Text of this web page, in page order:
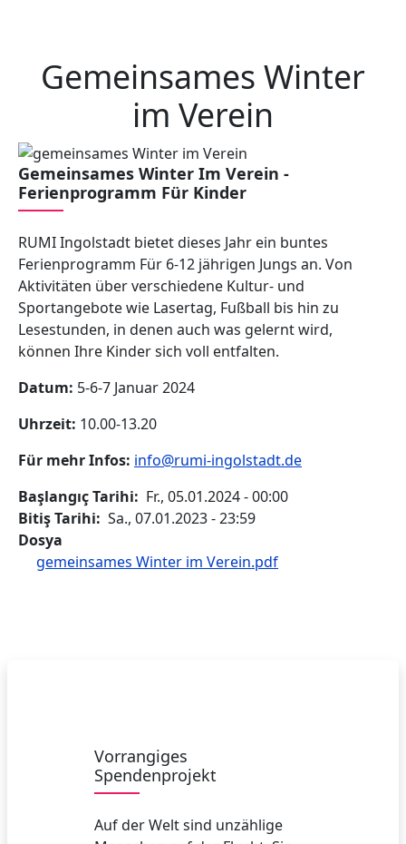
Gemeinsames Winter
im Verein
Gemeinsames Winter Im Verein -
Ferienprogramm Für Kinder
RUMI Ingolstadt bietet dieses Jahr ein buntes
Ferienprogramm Für 6-12 jährigen Jungs an. Von
Aktivitäten über verschiedene Kultur- und
Sportangebote wie Lasertag, Fußball bis hin zu
Lesestunden, in denen auch was gelernt wird,
können Ihre Kinder sich voll entfalten.
Datum: 5-6-7 Januar 2024
Uhrzeit: 10.00-13.20
Für mehr Infos: info@rumi-ingolstadt.de
Başlangıç Tarihi
Fr., 05.01.2024 - 00:00
Bitiş Tarihi
Sa., 07.01.2023 - 23:59
Dosya
gemeinsames Winter im Verein.pdf
Vorrangiges
Spendenprojekt
Auf der Welt sind unzählige